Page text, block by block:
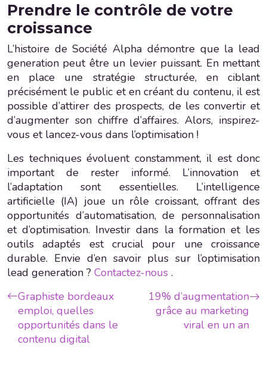
Prendre le contrôle de votre
croissance
L’histoire de Société Alpha démontre que la lead
generation peut être un levier puissant. En mettant
en place une stratégie structurée, en ciblant
précisément le public et en créant du contenu, il est
possible d’attirer des prospects, de les convertir et
d’augmenter son chiffre d’affaires. Alors, inspirez-
vous et lancez-vous dans l’optimisation !
Les techniques évoluent constamment, il est donc
important de rester informé. L’innovation et
l’adaptation sont essentielles. L’intelligence
artificielle (IA) joue un rôle croissant, offrant des
opportunités d’automatisation, de personnalisation
et d’optimisation. Investir dans la formation et les
outils adaptés est crucial pour une croissance
durable. Envie d’en savoir plus sur l’optimisation
lead generation ? Contactez-nous .
Graphiste bordeaux
emploi, quelles
opportunités dans le
contenu digital
19% d’augmentation
grâce au marketing
viral en un an